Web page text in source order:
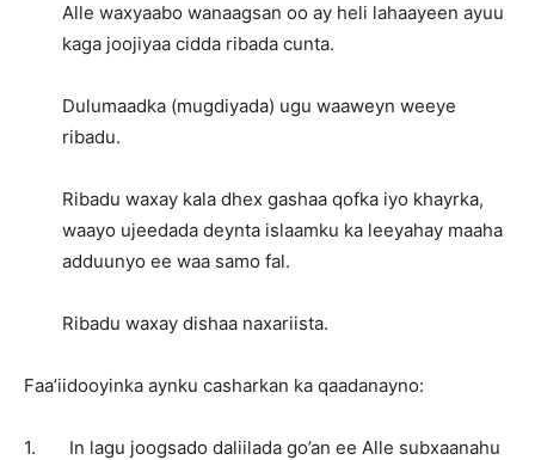
Alle waxyaabo wanaagsan oo ay heli lahaayeen ayuu
kaga joojiyaa cidda ribada cunta.
Dulumaadka (mugdiyada) ugu waaweyn weeye
ribadu.
Ribadu waxay kala dhex gashaa qofka iyo khayrka,
waayo ujeedada deynta islaamku ka leeyahay maaha
adduunyo ee waa samo fal.
Ribadu waxay dishaa naxariista.
Faa’iidooyinka aynku casharkan ka qaadanayno:
1. In lagu joogsado daliilada go’an ee Alle subxaanahu